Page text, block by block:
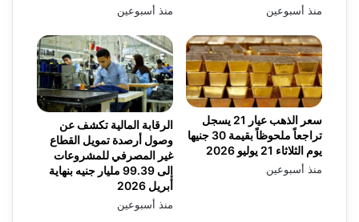
منذ أسبوعين منذ أسبوعين
الرقابة المالية تكشف عن
وصول أرصدة تمويل القطاع
غير المصرفي للمشروعات
إلى 99.39 مليار جنيه بنهاية
أبريل 2026
منذ أسبوعين
سعر الذهب عيار 21 يسجل
تراجعاً ملحوظاً بقيمة 30 جنيها
يوم الثلاثاء 21 يوليو 2026
منذ أسبوعين